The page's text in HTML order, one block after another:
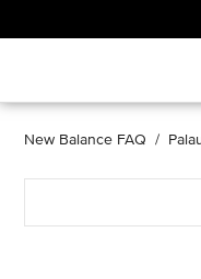
MIEHET
New Balance FAQ